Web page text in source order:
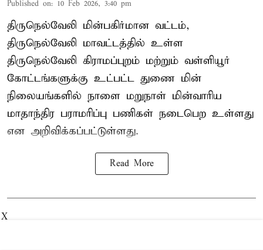
Published on: 10 Feb 2026, 3:40 pm
திருநெல்வேலி மின்பகிர்மான வட்டம்,
திருநெல்வேலி மாவட்டத்தில் உள்ள
திருநெல்வேலி கிராமப்புறம் மற்றும் வள்ளியூர்
கோட்டங்களுக்கு உட்பட்ட துணை மின்
நிலையங்களில் நாளை மறுநாள் மின்வாரிய
மாதாந்திர பராமரிப்பு பணிகள் நடைபெற உள்ளது
என அறிவிக்கப்பட்டுள்ளது.
Read More
X